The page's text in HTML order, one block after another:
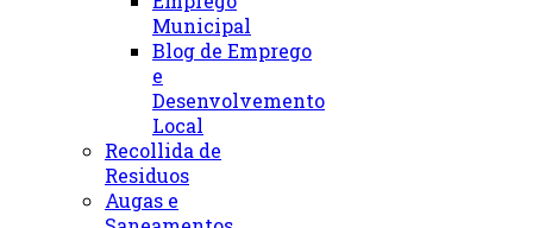
Municipal
Blog de Emprego
e
Desenvolvemento
Local
Recollida de
Residuos
Augas e